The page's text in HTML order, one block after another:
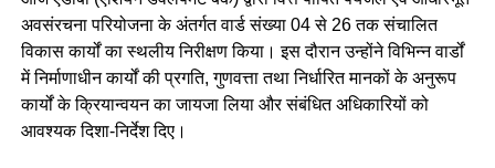
अवसंरचना परियोजना के अंतर्गत वार्ड संख्या 04 से 26 तक संचालित
विकास कार्यों का स्थलीय निरीक्षण किया। इस दौरान उन्होंने विभिन्न वार्डों
में निर्माणाधीन कार्यों की प्रगति, गुणवत्ता तथा निर्धारित मानकों के अनुरूप
कार्यों के क्रियान्वयन का जायजा लिया और संबंधित अधिकारियों को
आवश्यक दिशा-निर्देश दिए।